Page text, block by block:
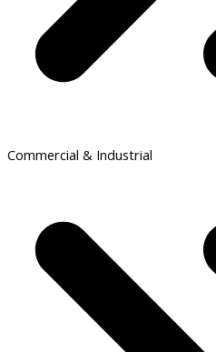
Commercial & Industrial